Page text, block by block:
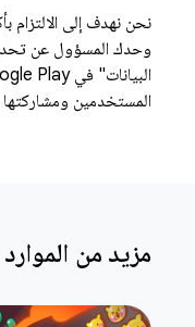
نحن نهدف إلى الالتزام
وحدك المسؤول عن
المستخدمين
مزيد من الموارد